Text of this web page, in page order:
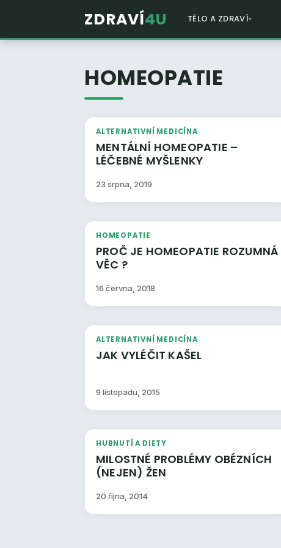
ZDRAVÍ4U TĚLO A ZDRAVÍ
HOMEOPATIE
ALTERNATIVNÍ MEDICÍNA
MENTÁLNÍ HOMEOPATIE –
LÉČEBNÉ MYŠLENKY
23 srpna, 2019
HOMEOPATIE
PROČ JE HOMEOPATIE ROZUMNÁ
VĚC ?
16 června, 2018
ALTERNATIVNÍ MEDICÍNA
JAK VYLÉČIT KAŠEL
9 listopadu, 2015
HUBNUTÍ A DIETY
MILOSTNÉ PROBLÉMY OBÉZNÍCH
(NEJEN) ŽEN
20 října, 2014